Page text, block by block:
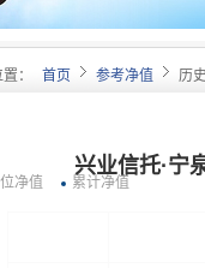
： 首页 参考净值 历